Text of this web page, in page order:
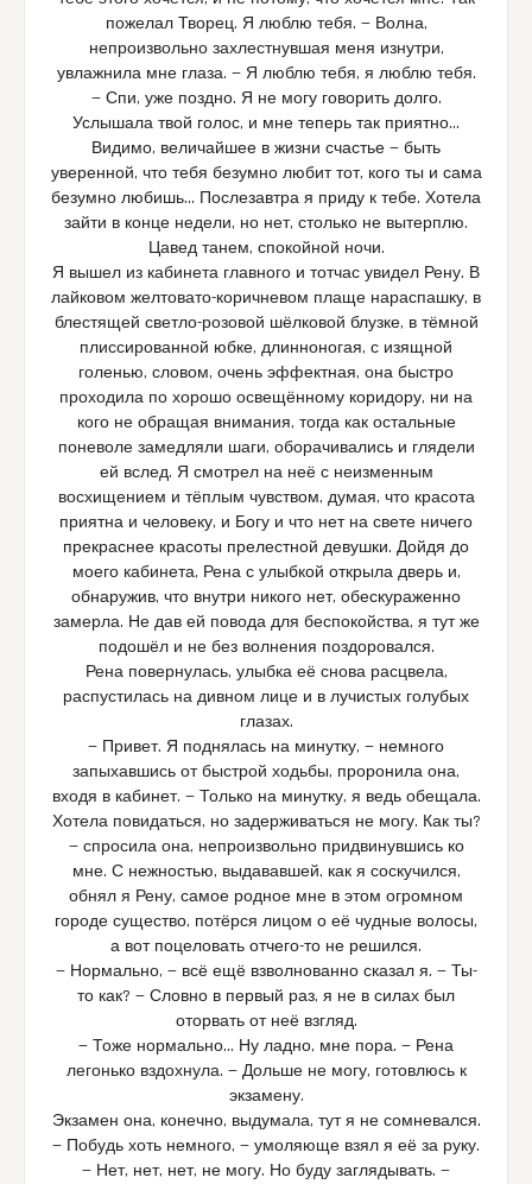
пожелал Творец. Я люблю тебя. — Волна,
непроизвольно захлестнувшая меня изнутри,
увлажнила мне глаза. — Я люблю тебя, я люблю тебя.
— Спи, уже поздно. Я не могу говорить долго.
Услышала твой голос, и мне теперь так приятно…
Видимо, величайшее в жизни счастье — быть
уверенной, что тебя безумно любит тот, кого ты и сама
безумно любишь… Послезавтра я приду к тебе. Хотела
зайти в конце недели, но нет, столько не вытерплю.
Цавед танем, спокойной ночи.
Я вышел из кабинета главного и тотчас увидел Рену. В
лайковом желтовато-коричневом плаще нараспашку, в
блестящей светло-розовой шёлковой блузке, в тёмной
плиссированной юбке, длинноногая, с изящной
голенью, словом, очень эффектная, она быстро
проходила по хорошо освещённому коридору, ни на
кого не обращая внимания, тогда как остальные
поневоле замедляли шаги, оборачивались и глядели
ей вслед. Я смотрел на неё с неизменным
восхищением и тёплым чувством, думая, что красота
приятна и человеку, и Богу и что нет на свете ничего
прекраснее красоты прелестной девушки. Дойдя до
моего кабинета, Рена с улыбкой открыла дверь и,
обнаружив, что внутри никого нет, обескураженно
замерла. Не дав ей повода для беспокойства, я тут же
подошёл и не без волнения поздоровался.
Рена повернулась, улыбка её снова расцвела,
распустилась на дивном лице и в лучистых голубых
глазах.
— Привет. Я поднялась на минутку, — немного
запыхавшись от быстрой ходьбы, проронила она,
входя в кабинет. — Только на минутку, я ведь обещала.
Хотела повидаться, но задерживаться не могу. Как ты?
— спросила она, непроизвольно придвинувшись ко
мне. С нежностью, выдававшей, как я соскучился,
обнял я Рену, самое родное мне в этом огромном
городе существо, потёрся лицом о её чудные волосы,
а вот поцеловать отчего-то не решился.
— Нормально, — всё ещё взволнованно сказал я. — Ты-
то как? — Словно в первый раз, я не в силах был
оторвать от неё взгляд.
— Тоже нормально… Ну ладно, мне пора. — Рена
легонько вздохнула. — Дольше не могу, готовлюсь к
экзамену.
Экзамен она, конечно, выдумала, тут я не сомневался.
— Побудь хоть немного, — умоляюще взял я её за руку.
— Нет, нет, нет, не могу. Но буду заглядывать. —